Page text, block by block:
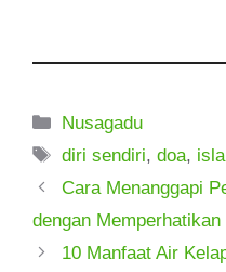
Kategori
Nusagadu
Tag
diri sendiri,doa,
Cara Menanggapi
dengan
10 Manfaat Air